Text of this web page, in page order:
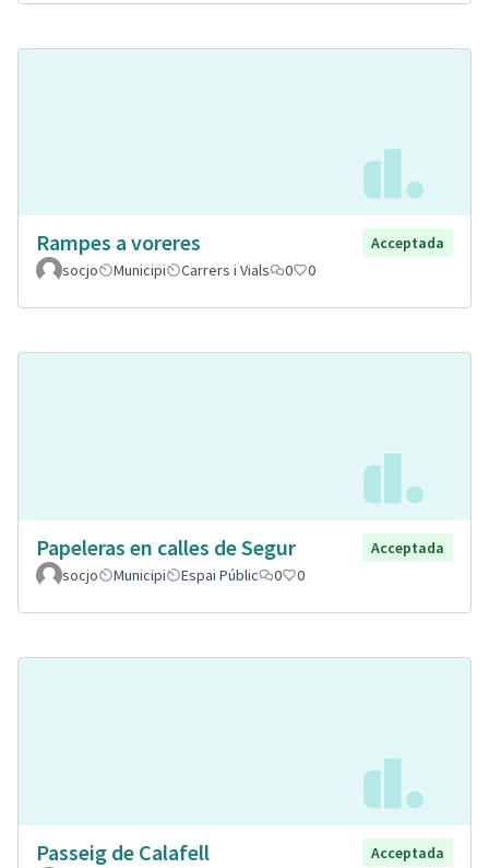
Rampes a voreres
Acceptada
socjo
Municipi Carrers i Vials 0 0
Papeleras en calles de Segur
Acceptada
socjo
Municipi Espai Públic 0 0
Passeig de Calafell
Acceptada